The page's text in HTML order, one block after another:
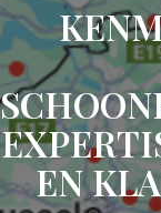
EN